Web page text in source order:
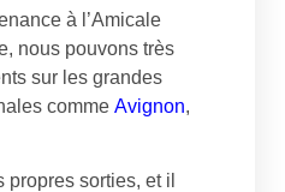
à l’Amicale
nous pouvons très
sur les grandes
comme Avignon,
sorties, et il